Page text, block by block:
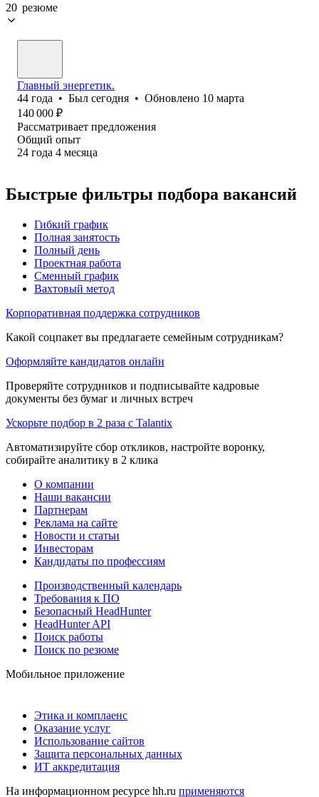
20 резюме
Главный энергетик.
44 года • Был сегодня • Обновлено 10 марта
140 000 ₽
Рассматривает предложения
Общий опыт
24 года 4 месяца
Быстрые фильтры подбора вакансий
Гибкий график
Полная занятость
Полный день
Проектная работа
Сменный график
Вахтовый метод
Корпоративная поддержка сотрудников
Какой соцпакет вы предлагаете семейным сотрудникам?
Оформляйте кандидатов онлайн
Проверяйте сотрудников и подписывайте кадровые
документы без бумаг и личных встреч
Ускорьте подбор в 2 раза с Talantix
Автоматизируйте сбор откликов, настройте воронку,
собирайте аналитику в 2 клика
О компании
Наши вакансии
Партнерам
Реклама на сайте
Новости и статьи
Инвесторам
Кандидаты по профессиям
Производственный календарь
Требования к ПО
Безопасный HeadHunter
HeadHunter API
Поиск работы
Поиск по резюме
Мобильное приложение
Этика и комплаенс
Оказание услуг
Использование сайтов
Защита персональных данных
ИТ аккредитация
На информационном ресурсе hh.ru применяются